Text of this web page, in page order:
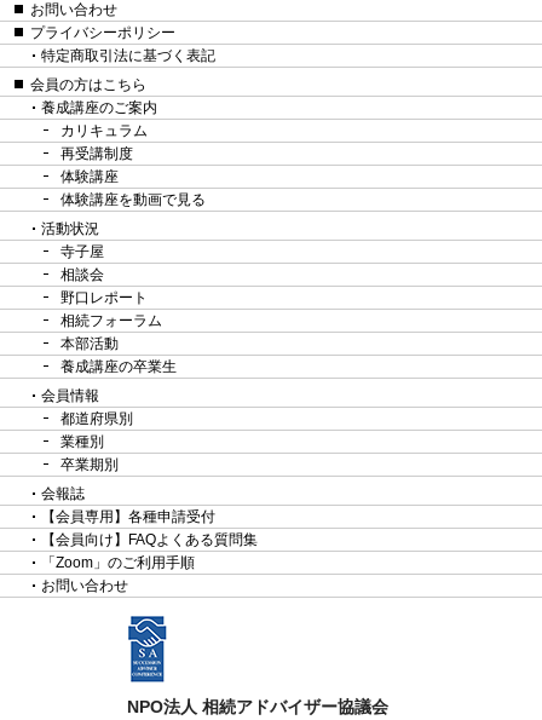
お問い合わせ
プライバシーポリシー
特定商取引法に基づく表記
会員の方はこちら
養成講座のご案内
カリキュラム
再受講制度
体験講座
体験講座を動画で見る
活動状況
寺子屋
相談会
野口レポート
相続フォーラム
本部活動
養成講座の卒業生
会員情報
都道府県別
業種別
卒業期別
会報誌
【会員専用】各種申請受付
【会員向け】FAQよくある質問集
「Zoom」のご利用手順
お問い合わせ
NPO法人 相続アドバイザー協議会